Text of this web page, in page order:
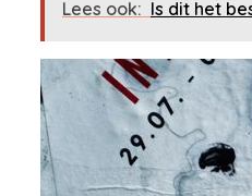
Lees ook: Is dit het